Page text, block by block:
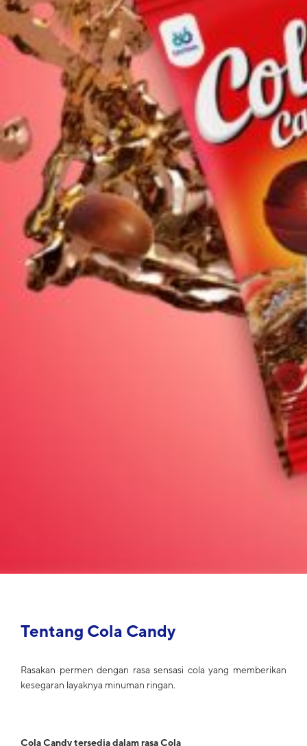
Tentang Cola Candy
Rasakan permen dengan rasa sensasi cola yang memberikan
kesegaran layaknya minuman ringan.
Cola Candy tersedia dalam rasa Cola